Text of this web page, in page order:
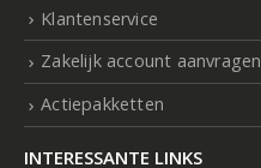
Klantenservice
Zakelijk account aanvragen
Actiepakketten
INTERESSANTE LINKS